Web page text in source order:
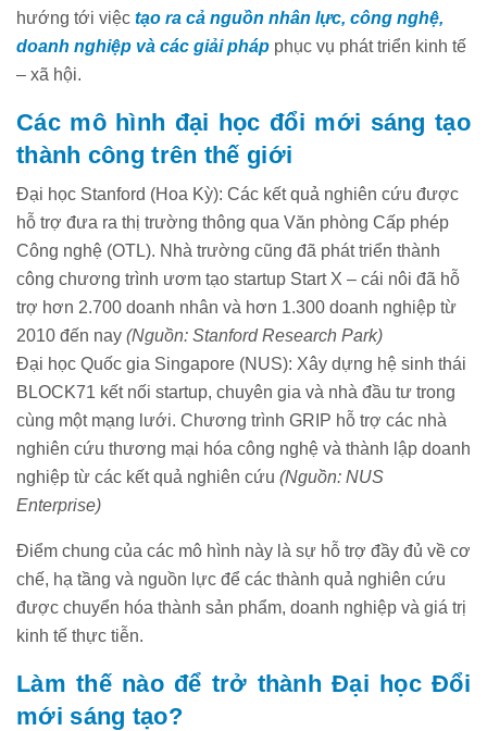
hướng tới việc tạo ra cả nguồn nhân lực, công nghệ,
doanh nghiệp và các giải pháp phục vụ phát triển kinh tế
– xã hội.
Các mô hình đại học đổi mới sáng tạo
thành công trên thế giới
Đại học Stanford (Hoa Kỳ): Các kết quả nghiên cứu được
hỗ trợ đưa ra thị trường thông qua Văn phòng Cấp phép
Công nghệ (OTL). Nhà trường cũng đã phát triển thành
công chương trình ươm tạo startup Start X – cái nôi đã hỗ
trợ hơn 2.700 doanh nhân và hơn 1.300 doanh nghiệp từ
2010 đến nay (Nguồn: Stanford Research Park)
Đại học Quốc gia Singapore (NUS): Xây dựng hệ sinh thái
BLOCK71 kết nối startup, chuyên gia và nhà đầu tư trong
cùng một mạng lưới. Chương trình GRIP hỗ trợ các nhà
nghiên cứu thương mại hóa công nghệ và thành lập doanh
nghiệp từ các kết quả nghiên cứu (Nguồn: NUS
Enterprise)
Điểm chung của các mô hình này là sự hỗ trợ đầy đủ về cơ
chế, hạ tầng và nguồn lực để các thành quả nghiên cứu
được chuyển hóa thành sản phẩm, doanh nghiệp và giá trị
kinh tế thực tiễn.
Làm thế nào để trở thành Đại học Đổi
mới sáng tạo?